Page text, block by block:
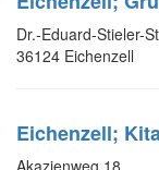
Dr.-Eduard-Stieler-
36124 Eichenzell
Eichenzell;
Akazienweg 18